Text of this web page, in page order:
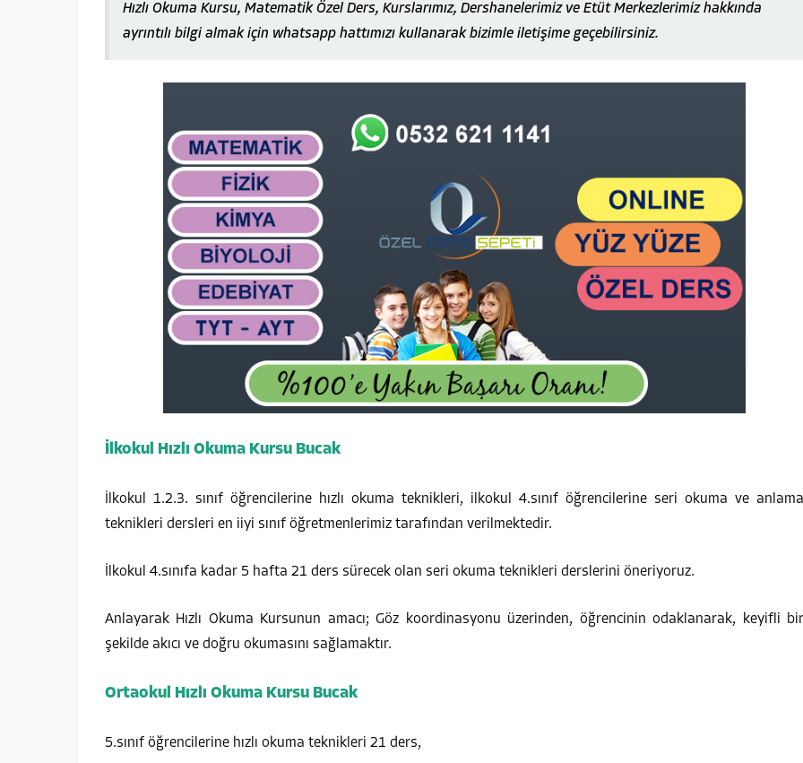
Hızlı Okuma Kursu, Matematik Özel Ders, Kurslarımız, Dershanelerimiz ve Etüt Merkezlerimiz hakkında
ayrıntılı bilgi almak için whatsapp hattımızı kullanarak bizimle iletişime geçebilirsiniz.
İlkokul Hızlı Okuma Kursu Bucak
İlkokul 1.2.3. sınıf öğrencilerine hızlı okuma teknikleri, ilkokul 4.sınıf öğrencilerine seri okuma ve anlama
teknikleri dersleri en iiyi sınıf öğretmenlerimiz tarafından verilmektedir.
İlkokul 4.sınıfa kadar 5 hafta 21 ders sürecek olan seri okuma teknikleri derslerini öneriyoruz.
Anlayarak Hızlı Okuma Kursunun amacı; Göz koordinasyonu üzerinden, öğrencinin odaklanarak, keyifli bir
şekilde akıcı ve doğru okumasını sağlamaktır.
Ortaokul Hızlı Okuma Kursu Bucak
5.sınıf öğrencilerine hızlı okuma teknikleri 21 ders,